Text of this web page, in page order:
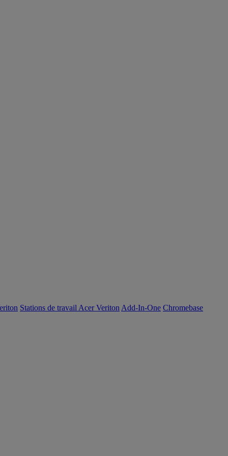
Stations de travail Acer Veriton Add-In-One Chromebase